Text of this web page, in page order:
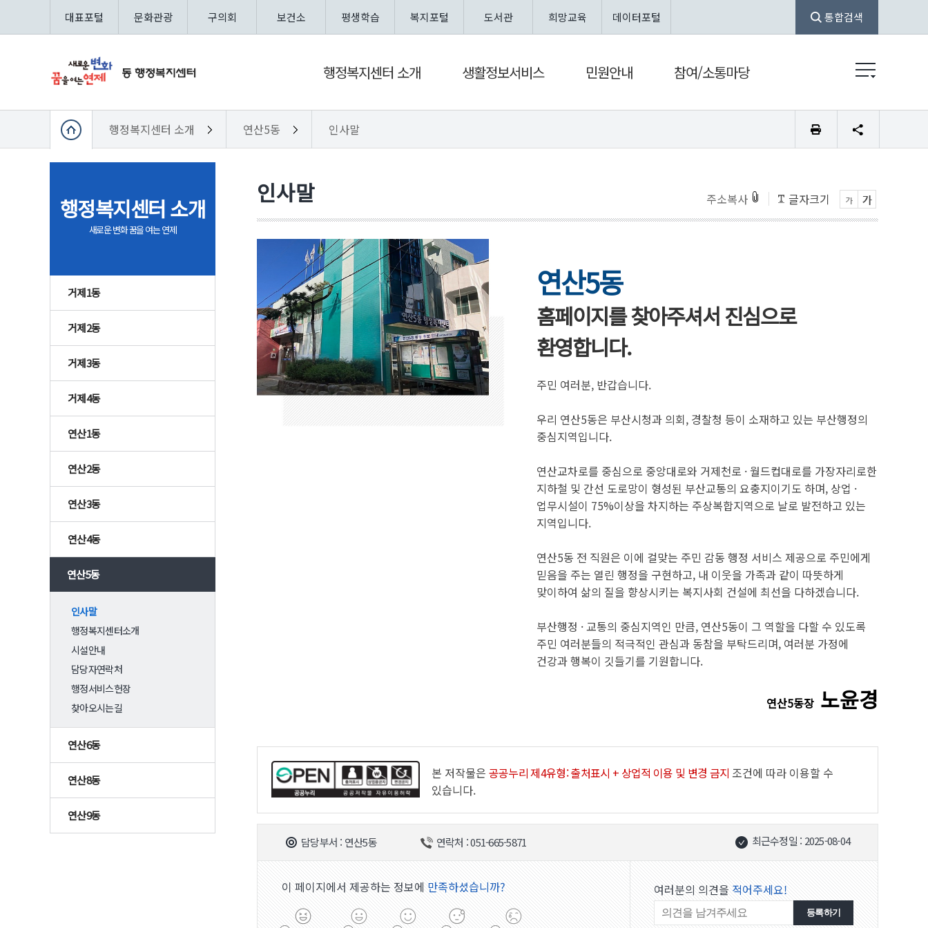
대표포털 문화관광 구의회 보건소 평생학습 복지포털 도서관 희망교육 데이터포털 통합검색
행정복지센터 소개 생활정보서비스 민원안내 참여/소통마당
행정복지센터 소개 연산5동 인사말
행정복지센터 소개
새로운 변화 꿈을 여는 연제
거제1동
거제2동
거제3동
거제4동
연산1동
연산2동
연산3동
연산4동
연산5동
인사말
행정복지센터소개
시설안내
담당자연락처
행정서비스헌장
찾아오시는길
연산6동
연산8동
연산9동
인사말 주소복사 글자크기
연산5동
홈페이지를 찾아주셔서 진심으로
환영합니다.
주민 여러분, 반갑습니다.
우리 연산5동은 부산시청과 의회, 경찰청 등이 소재하고 있는 부산행정의
중심지역입니다.
연산교차로를 중심으로 중앙대로와 거제천로 · 월드컵대로를 가장자리로한
지하철 및 간선 도로망이 형성된 부산교통의 요충지이기도 하며, 상업 ·
업무시설이 75%이상을 차지하는 주상복합지역으로 날로 발전하고 있는
지역입니다.
연산5동 전 직원은 이에 걸맞는 주민 감동 행정 서비스 제공으로 주민에게
믿음을 주는 열린 행정을 구현하고, 내 이웃을 가족과 같이 따뜻하게
맞이하여 삶의 질을 향상시키는 복지사회 건설에 최선을 다하겠습니다.
부산행정 · 교통의 중심지역인 만큼, 연산5동이 그 역할을 다할 수 있도록
주민 여러분들의 적극적인 관심과 동참을 부탁드리며, 여러분 가정에
건강과 행복이 깃들기를 기원합니다.
연산5동장 노윤경
본 저작물은 공공누리 제4유형: 출처표시 + 상업적 이용 및 변경 금지 조건에 따라 이용할 수
있습니다.
담당부서 : 연산5동 연락처 : 051-665-5871 최근수정일 : 2025-08-04
이 페이지에서 제공하는 정보에 만족하셨습니까? 여러분의 의견을 적어주세요!